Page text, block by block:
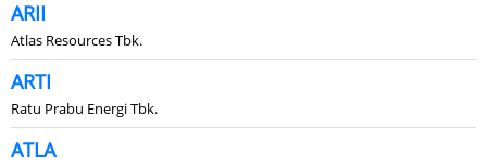
ARII
Atlas Resources Tbk.
ARTI
Ratu Prabu Energi Tbk.
ATLA